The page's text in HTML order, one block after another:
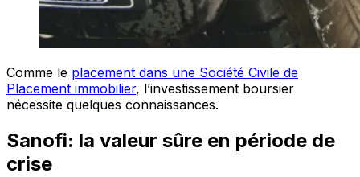
Comme le placement dans une Société Civile de
Placement immobilier, l’investissement boursier
nécessite quelques connaissances.
Sanofi: la valeur sûre en période de
crise